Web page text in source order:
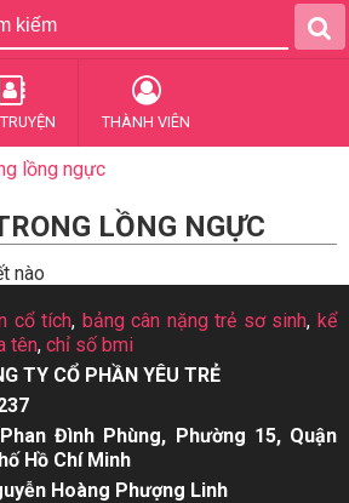
THÀNH VIÊN
lồng ngực
LỒNG NGỰC
nào
cổ tích, bảng cân nặng trẻ sơ sinh,kể
tên, chỉ số bmi
TY CỔ PHẦN YÊU TRẺ
Đình Phùng, Phường 15, Quận
Hồ Chí Minh
Hoàng Phượng Linh